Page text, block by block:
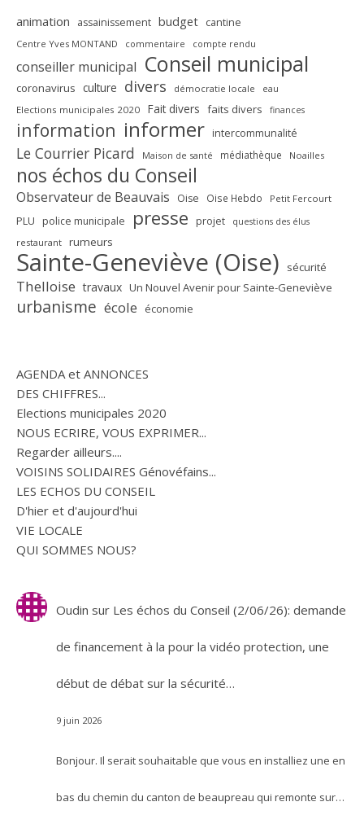
animation assainissement budget cantine
Centre Yves MONTAND commentaire compte rendu
conseiller municipal Conseil municipal
coronavirus culture divers démocratie locale eau
Elections municipales 2020 Fait divers faits divers finances
information informer intercommunalité
Le Courrier Picard Maison de santé médiathèque Noailles
nos échos du Conseil
Observateur de Beauvais Oise Oise Hebdo Petit Fercourt
PLU police municipale presse projet questions des élus
restaurant rumeurs
Sainte-Geneviève (Oise) sécurité
Thelloise travaux Un Nouvel Avenir pour Sainte-Geneviève
urbanisme école économie
AGENDA et ANNONCES
DES CHIFFRES...
Elections municipales 2020
NOUS ECRIRE, VOUS EXPRIMER...
Regarder ailleurs....
VOISINS SOLIDAIRES Génovéfains...
LES ECHOS DU CONSEIL
D'hier et d'aujourd'hui
VIE LOCALE
QUI SOMMES NOUS?
Oudin sur Les échos du Conseil (2/06/26): demande
de financement à la pour la vidéo protection, une
début de débat sur la sécurité…
9 juin 2026
Bonjour. Il serait souhaitable que vous en installiez une en
bas du chemin du canton de beaupreau qui remonte sur…